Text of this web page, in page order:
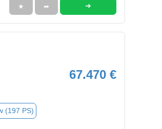
★ ➦ ➜
67.470 €
(197 PS)